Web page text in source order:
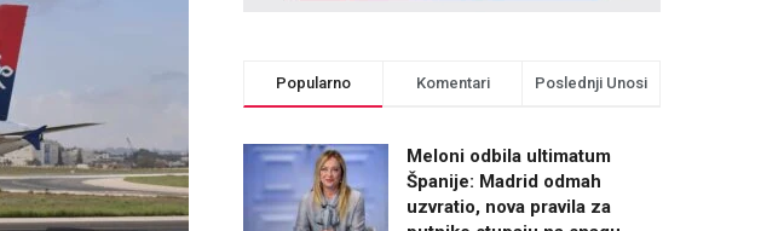
Popularno Komentari Poslednji Unosi
Meloni odbila ultimatum
Španije: Madrid odmah
uzvratio, nova pravila za